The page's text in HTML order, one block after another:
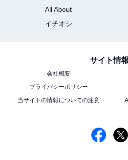
All About
イチオシ
サイト情報
会社概要
プライバシーポリシー
当サイトの情報についての注意